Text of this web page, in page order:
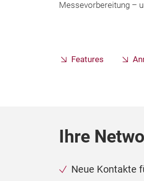
Messevorbereitung –
Features
Ihre
Neue Kontakte